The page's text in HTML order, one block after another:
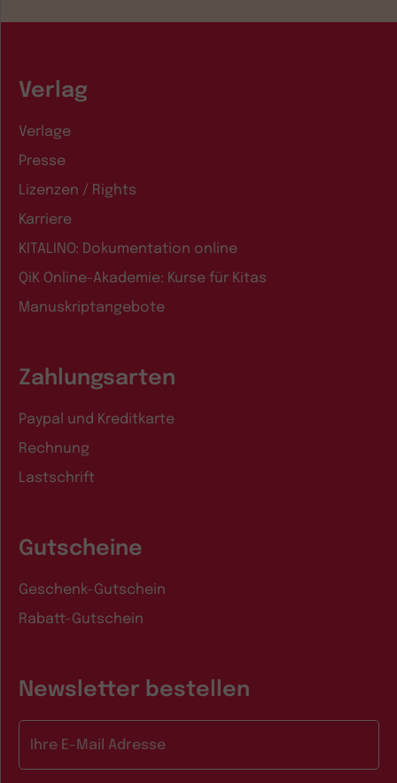
Verlag
Verlage
Presse
Lizenzen / Rights
Karriere
KITALINO: Dokumentation online
QiK Online-Akademie: Kurse für Kitas
Manuskriptangebote
Zahlungsarten
Paypal und Kreditkarte
Rechnung
Lastschrift
Gutscheine
Geschenk-Gutschein
Rabatt-Gutschein
Newsletter bestellen